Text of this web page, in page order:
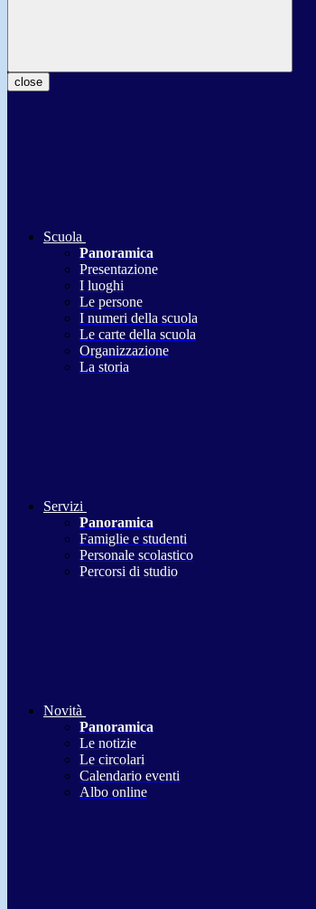
close
Scuola
Panoramica
Presentazione
I luoghi
Le persone
I numeri della scuola
Le carte della scuola
Organizzazione
La storia
Servizi
Panoramica
Famiglie e studenti
Personale scolastico
Percorsi di studio
Novità
Panoramica
Le notizie
Le circolari
Calendario eventi
Albo online